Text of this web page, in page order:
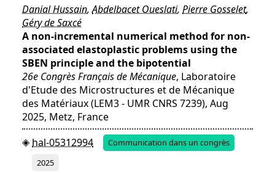
Danial Hussain,Abdelbacet Oueslati, Pierre Gosselet,
Géry de Saxcé
A non-incremental numerical method for non-
associated elastoplastic problems using the
SBEN principle and the bipotential
26e Congrès Français de Mécanique, Laboratoire
d'Etude des Microstructures et de Mécanique
des Matériaux (LEM3 - UMR CNRS 7239), Aug
2025, Metz, France
hal-05312994
Communication dans un congrès
2025